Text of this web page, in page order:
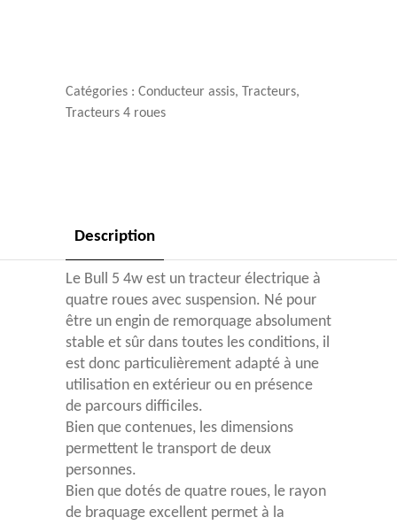
Catégories : Conducteur assis, Tracteurs,
Tracteurs 4 roues
Description
Le Bull 5 4w est un tracteur électrique à
quatre roues avec suspension. Né pour
être un engin de remorquage absolument
stable et sûr dans toutes les conditions, il
est donc particulièrement adapté à une
utilisation en extérieur ou en présence
de parcours difficiles.
Bien que contenues, les dimensions
permettent le transport de deux
personnes.
Bien que dotés de quatre roues, le rayon
de braquage excellent permet à la